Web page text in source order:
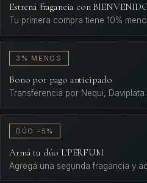
Estrená fragancia con
Tu primera compra tiene 10%
3% MENOS
Bono por pago anticipado
Transferencia por Nequi,
DÚO -5%
Armá tu dúo L'PERFUM
Agregá una segunda fragancia y